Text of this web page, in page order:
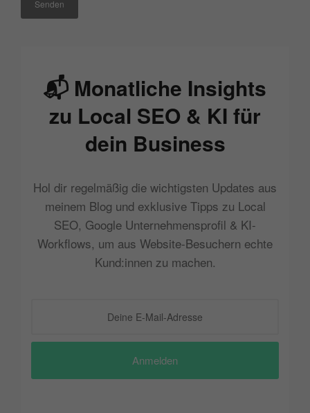
Senden
📬 Monatliche Insights
zu Local SEO & KI für
dein Business
Hol dir regelmäßig die wichtigsten Updates aus
meinem Blog und exklusive Tipps zu Local
SEO, Google Unternehmensprofil & KI-
Workflows, um aus Website-Besuchern echte
Kund:innen zu machen.
Anmelden